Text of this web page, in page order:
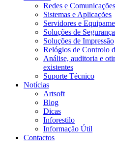
Redes e Comunicações
Sistemas e Aplicações
Servidores e
Soluções de
Soluções de Impressão
Relógios de Controlo
Análise, auditoria e
existentes
Suporte Técnico
Notícias
Artsoft
Blog
Dicas
Inforestilo
Informação Útil
Contactos